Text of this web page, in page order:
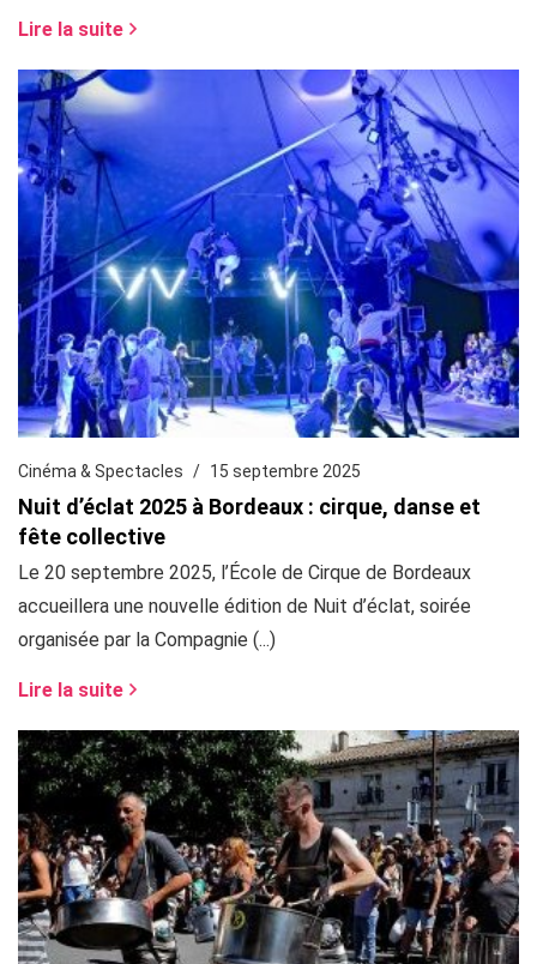
Lire la suite
Cinéma & Spectacles 15 septembre 2025
Nuit d’éclat 2025 à Bordeaux : cirque, danse et
fête collective
Le 20 septembre 2025, l’École de Cirque de Bordeaux
accueillera une nouvelle édition de Nuit d’éclat, soirée
organisée par la Compagnie (...)
Lire la suite